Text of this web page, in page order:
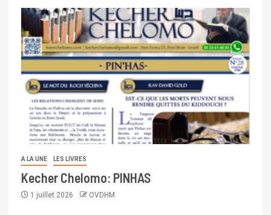
A LA UNE LES LIVRES
Kecher Chelomo: PINHAS
1 juillet 2026 OVDHM